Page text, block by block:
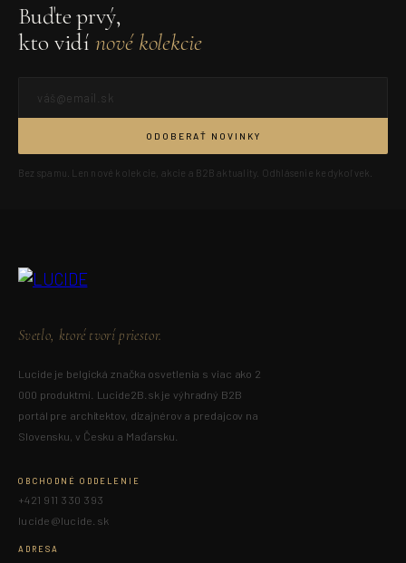
Buďte prvý,
kto vidínové kolekcie
ODOBERAŤ NOVINKY
Bez spamu. Len nové kolekcie, akcie a B2B aktuality. Odhlásenie kedykoľvek.
Svetlo, ktoré tvorí priestor.
Lucide je belgická značka osvetlenia s viac ako 2
000 produktmi. Lucide2B.sk je výhradný B2B
portál pre architektov, dizajnérov a predajcov na
Slovensku, v Česku a Maďarsku.
OBCHODNÉ ODDELENIE
+421 911 330 393
lucide@lucide.sk
ADRESA